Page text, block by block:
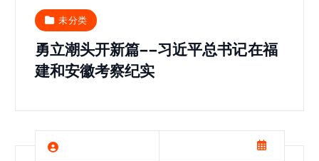
未分类
勇立潮头开新篇——习近平总书记在福
建和安徽考察纪实